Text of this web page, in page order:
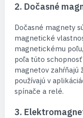
2. Dočasné
Dočasné magnety
magnetické
magnetickému
poľa túto
magnetov zahŕňajú
používajú v
spínače a relé.
3.